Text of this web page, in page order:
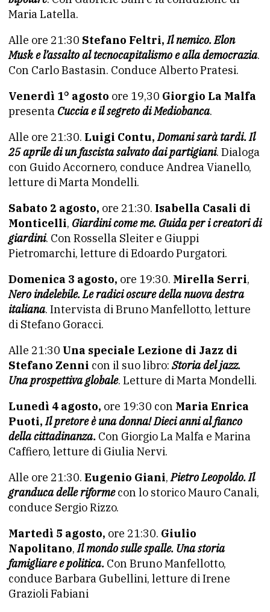
Maria Latella.
Alle ore 21:30 Stefano Feltri,Il nemico. Elon
Musk e l’assalto al tecnocapitalismo e alla democrazia.
Con Carlo Bastasin. Conduce Alberto Pratesi.
Venerdì 1° agosto ore 19,30 Giorgio La Malfa
presenta Cuccia e il segreto di Mediobanca.
Alle ore 21:30. Luigi Contu,Domani sarà tardi. Il
25 aprile di un fascista salvato dai partigiani. Dialoga
con Guido Accornero, conduce Andrea Vianello,
letture di Marta Mondelli.
Sabato 2 agosto, ore 21:30. Isabella Casali di
Monticelli, Giardini come me. Guida per i creatori di
giardini. Con Rossella Sleiter e Giuppi
Pietromarchi, letture di Edoardo Purgatori.
Domenica 3 agosto, ore 19:30. Mirella Serri,
Nero indelebile. Le radici oscure della nuova destra
italiana. Intervista di Bruno Manfellotto, letture
di Stefano Goracci.
Alle 21:30 Una speciale Lezione di Jazz di
Stefano Zenni con il suo libro: Storia del jazz.
Una prospettiva globale. Letture di Marta Mondelli.
Lunedì 4 agosto, ore 19:30 con Maria Enrica
Puoti,Il pretore è una donna! Dieci anni al fianco
della cittadinanza. Con Giorgio La Malfa e Marina
Caffiero, letture di Giulia Nervi.
Alle ore 21:30. Eugenio Giani,Pietro Leopoldo. Il
granduca delle riformecon lo storico Mauro Canali,
conduce Sergio Rizzo.
Martedì 5 agosto, ore 21:30. Giulio
Napolitano,Il mondo sulle spalle. Una storia
famigliare e politica. Con Bruno Manfellotto,
conduce Barbara Gubellini, letture di Irene
Grazioli Fabiani